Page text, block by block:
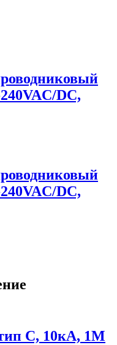
DC,
DC,
С, 10кА, 1М